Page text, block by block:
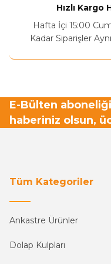
Hızlı Kargo
Hafta İçi 15:00
Kadar Siparişler
E-Bülten
haberiniz olsun,
Tüm Kategoriler
Ankastre Ürünler
Dolap Kulpları